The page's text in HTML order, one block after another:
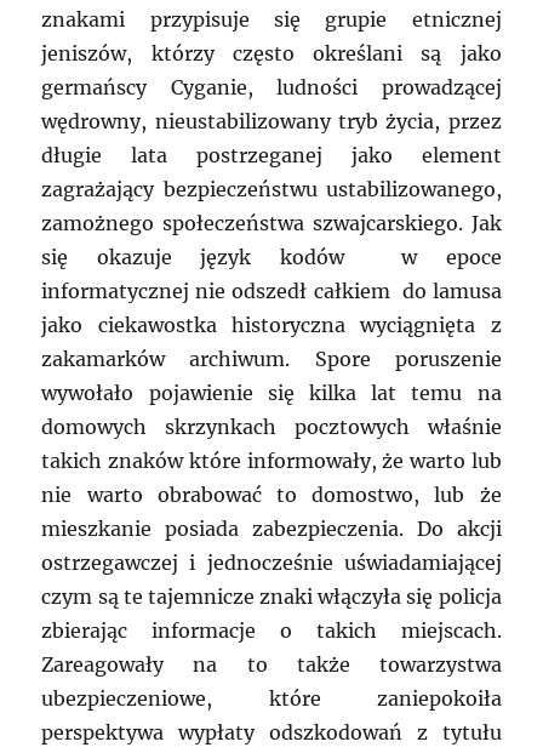
znakami przypisuje się grupie etnicznej
jeniszów, którzy często określani są jako
germańscy Cyganie, ludności prowadzącej
wędrowny, nieustabilizowany tryb życia, przez
długie lata postrzeganej jako element
zagrażający bezpieczeństwu ustabilizowanego,
zamożnego społeczeństwa szwajcarskiego. Jak
się okazuje język kodów w epoce
informatycznej nie odszedł całkiem do lamusa
jako ciekawostka historyczna wyciągnięta z
zakamarków archiwum. Spore poruszenie
wywołało pojawienie się kilka lat temu na
domowych skrzynkach pocztowych właśnie
takich znaków które informowały, że warto lub
nie warto obrabować to domostwo, lub że
mieszkanie posiada zabezpieczenia. Do akcji
ostrzegawczej i jednocześnie uświadamiającej
czym są te tajemnicze znaki włączyła się policja
zbierając informacje o takich miejscach.
Zareagowały na to także towarzystwa
ubezpieczeniowe, które zaniepokoiła
perspektywa wypłaty odszkodowań z tytułu